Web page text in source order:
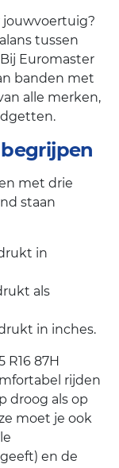
jouwvoertuig?
tussen
Euromaster
banden met
alle merken,
begrijpen
met drie
staan
in
als
in inches.
R16 87H
rijden
droog als op
moet je ook
en de